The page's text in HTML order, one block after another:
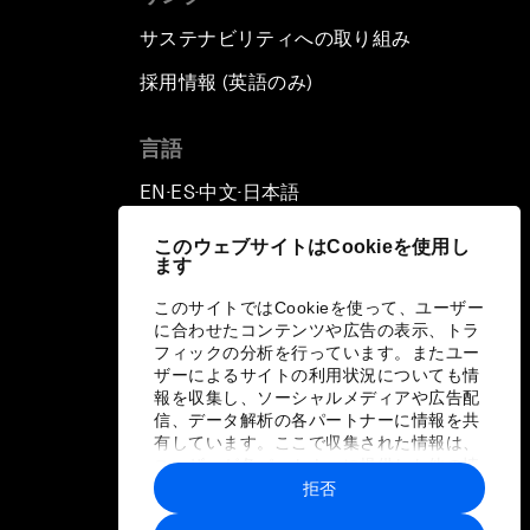
このウェブサイトはCookieを使用し
ます
このサイトではCookieを使って、ユーザー
に合わせたコンテンツや広告の表示、トラ
フィックの分析を行っています。またユー
ザーによるサイトの利用状況についても情
報を収集し、ソーシャルメディアや広告配
信、データ解析の各パートナーに情報を共
有しています。ここで収集された情報は、
ユーザーが各パートナーに提供した他の情
報や各パートナーのサービスを使用した際
に収集された情報と組み合わされ、各パー
拒否
サステナビリティへの取り組み
採用情報 (英語のみ)
言語
EN ▪ ES▪中文▪ 日本語